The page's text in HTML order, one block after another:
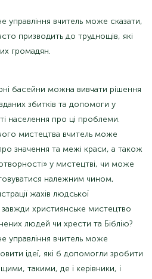
управління вчитель може сказати,
призводить до труднощів, які
громадян.
басейни можна вивчати рішення
збитків та допомоги у
населення про ці проблеми.
мистецтва вчитель може
значення та межі краси, а також
у мистецтві, чи може
належним чином,
жахів людської
завжди християнське мистецтво
людей чи хрести та Біблію?
управління вчитель може
ідеї, які б допомогли зробити
такими, де і керівники, і